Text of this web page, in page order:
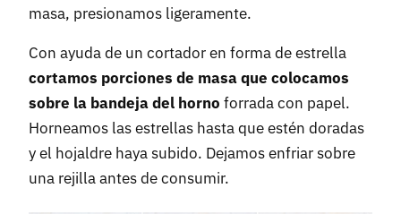
masa, presionamos ligeramente.
Con ayuda de un cortador en forma de estrella
cortamos porciones de masa que colocamos
sobre la bandeja del horno forrada con papel.
Horneamos las estrellas hasta que estén doradas
y el hojaldre haya subido. Dejamos enfriar sobre
una rejilla antes de consumir.